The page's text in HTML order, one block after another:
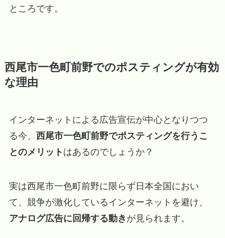
ところです。
西尾市一色町前野でのポスティングが有効
な理由
インターネットによる広告宣伝が中心となりつつ
る今、 西尾市一色町前野でポスティングを行うこ
とのメリット はあるのでしょうか？
実は西尾市一色町前野に限らず日本全国におい
て、競争が激化しているインターネットを避け、
アナログ広告に回帰する動き が見られます。